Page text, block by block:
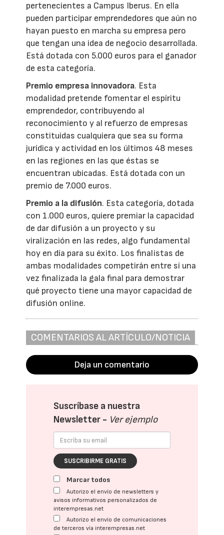
pertenecientes a Campus Iberus. En ella
pueden participar emprendedores que aún no
hayan puesto en marcha su empresa pero
que tengan una idea de negocio desarrollada.
Está dotada con 5.000 euros para el ganador
de esta categoría.
Premio empresa innovadora. Esta
modalidad pretende fomentar el espíritu
emprendedor, contribuyendo al
reconocimiento y al refuerzo de empresas
constituidas cualquiera que sea su forma
jurídica y actividad en los últimos 48 meses
en las regiones en las que éstas se
encuentran ubicadas. Está dotada con un
premio de 7.000 euros.
Premio a la difusión. Esta categoría, dotada
con 1.000 euros, quiere premiar la capacidad
de dar difusión a un proyecto y su
viralización en las redes, algo fundamental
hoy en día para su éxito. Los finalistas de
ambas modalidades competirán entre sí una
vez finalizada la gala final para demostrar
qué proyecto tiene una mayor capacidad de
difusión online.
COMENTARIOS AL ARTÍCULO/NOTICIA
Deja un comentario
Suscríbase a nuestra
Newsletter - Ver ejemplo
SUSCRIBIRME GRATIS
Marcar todos
Autorizo el envío de newsletters y
avisos informativos personalizados de
interempresas.net
Autorizo el envío de comunicaciones
de terceros vía interempresas.net